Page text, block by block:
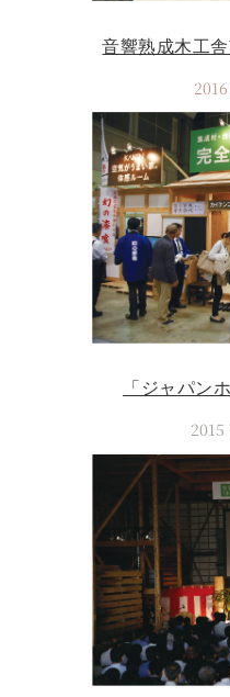
音響熟成木工
「ジャパン